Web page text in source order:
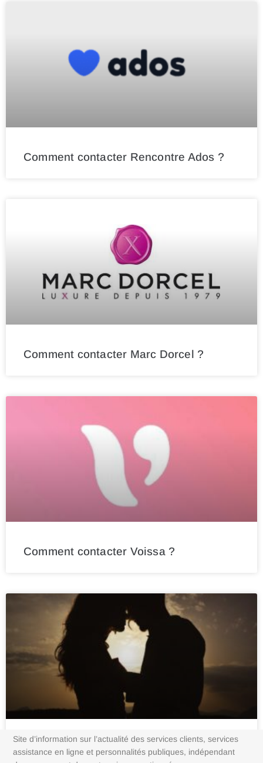
Comment contacter Rencontre Ados ?
Comment contacter Marc Dorcel ?
Comment contacter Voissa ?
Comment contacter mektoube ?
Site d’information sur l’actualité des services clients, services
assistance en ligne et personnalités publiques, indépendant